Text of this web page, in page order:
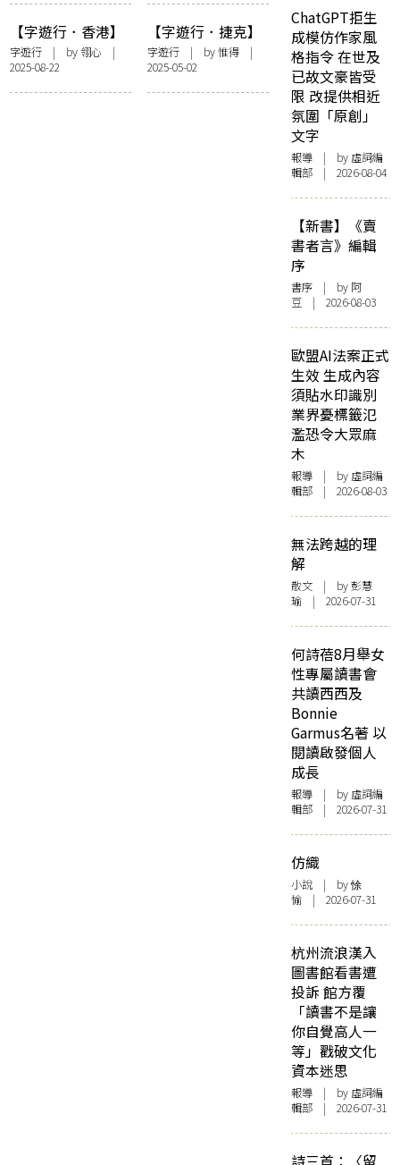
【字遊行．香港】
四海為家
字遊行 | by 翎心 |
2025-08-22
【字遊行．捷克】
來回內拉霍奇夫斯
字遊行| by惟得|
2025-05-02
ChatGPT拒生
成模仿作家風
格指令 在世及
已故文豪皆受
限 改提供相近
氛圍「原創」
文字
報導 | by 虛詞編
輯部 | 2026-08-04
【新書】《賣
書者言》編輯
序
書序 | by 阿
豆 | 2026-08-03
歐盟AI法案正式
生效 生成內容
須貼水印識別
業界憂標籤氾
濫恐令大眾麻
木
報導 | by 虛詞編
輯部 | 2026-08-03
無法跨越的理
解
散文 | by 彭慧
瑜 | 2026-07-31
何詩蓓8月舉女
性專屬讀書會
共讀西西及
Bonnie
Garmus名著 以
閱讀啟發個人
成長
報導 | by 虛詞編
輯部 | 2026-07-31
仿織
小說 | by 悇
愉 | 2026-07-31
杭州流浪漢入
圖書館看書遭
投訴 館方覆
「讀書不是讓
你自覺高人一
等」戳破文化
資本迷思
報導 | by 虛詞編
輯部 | 2026-07-31